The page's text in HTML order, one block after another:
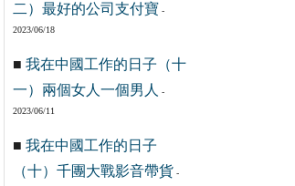
二）最好的公司支付寶 -
2023/06/18
■ 我在中國工作的日子（十
一）兩個女人一個男人
-
2023/06/11
■ 我在中國工作的日子
（十）千團大戰影音帶貨 -